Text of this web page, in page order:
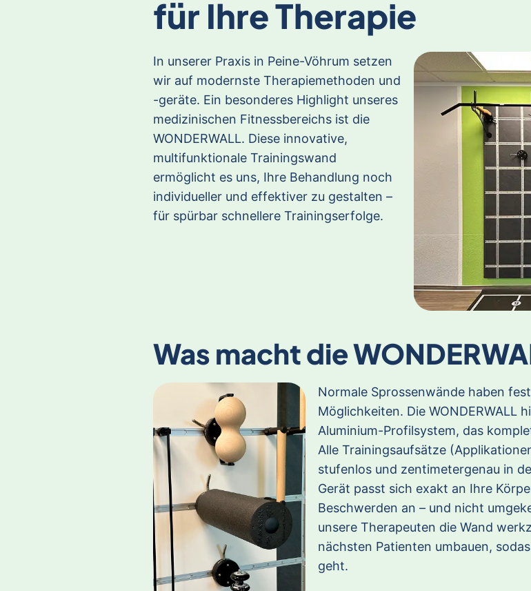
für Ihre Therapie
In unserer Praxis in Peine-Vöhrum setzen
wir auf modernste Therapiemethoden und
-geräte. Ein besonderes Highlight unseres
medizinischen Fitnessbereichs ist die
WONDERWALL. Diese innovative,
multifunktionale Trainingswand
ermöglicht es uns, Ihre Behandlung noch
individueller und effektiver zu gestalten –
für spürbar schnellere Trainingserfolge.
Was macht die
Normale Sprossenwände haben
Möglichkeiten. Die
Aluminium-Profilsystem, das
Alle Trainingsaufsätze
stufenlos und zentimetergenau in
Gerät passt sich exakt an Ihre
Beschwerden an – und nicht
unsere Therapeuten die Wand
nächsten Patienten umbauen,
geht.